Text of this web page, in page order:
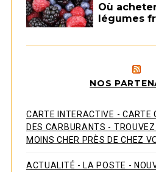
Où
légumes
NOS
CARTE INTERACTIVE - CARTE
DES CARBURANTS -
MOINS CHER PRÈS DE CHEZ
ACTUALITÉ - LA POSTE -